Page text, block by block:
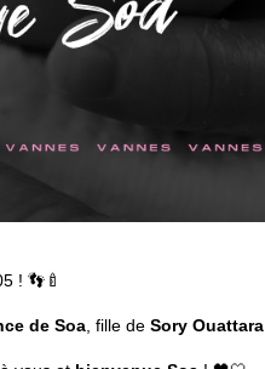
! 👣🍼
de Soa , fille deSory Ouattara